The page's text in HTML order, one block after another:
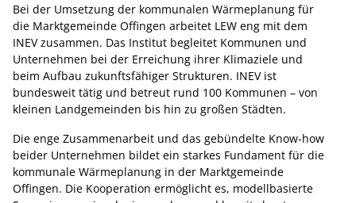
Bei der Umsetzung der kommunalen Wärmeplanung für
die Marktgemeinde Offingen arbeitet LEW eng mit dem
INEV zusammen. Das Institut begleitet Kommunen und
Unternehmen bei der Erreichung ihrer Klimaziele und
beim Aufbau zukunftsfähiger Strukturen. INEV ist
bundesweit tätig und betreut rund 100 Kommunen – von
kleinen Landgemeinden bis hin zu großen Städten.
Die enge Zusammenarbeit und das gebündelte Know-how
beider Unternehmen bildet ein starkes Fundament für die
kommunale Wärmeplanung in der Marktgemeinde
Offingen. Die Kooperation ermöglicht es, modellbasierte